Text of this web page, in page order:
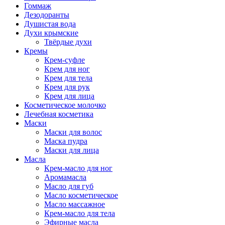
Гоммаж
Дезодоранты
Душистая вода
Духи крымские
Твёрдые духи
Кремы
Крем-суфле
Крем для ног
Крем для тела
Крем для рук
Крем для лица
Косметическое молочко
Лечебная косметика
Маски
Маски для волос
Маска пудра
Маски для лица
Масла
Крем-масло для ног
Аромамасла
Масло для губ
Масло косметическое
Масло массажное
Крем-масло для тела
Эфирные масла